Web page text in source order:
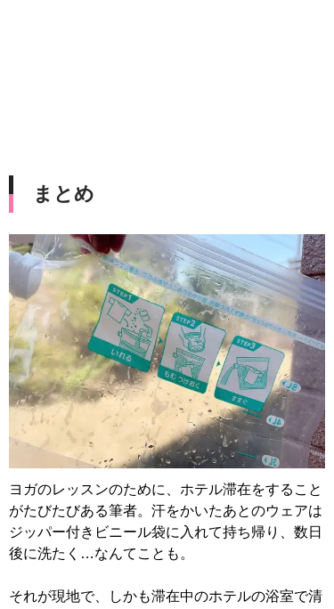
まとめ
ヨガのレッスンのために、ホテル滞在をすること
がたびたびある筆者。汗をかいたあとのウェアは
ジッパー付きビニール袋に入れて持ち帰り、数日
後に洗たく…なんてことも。
それが現地で、しかも滞在中のホテルの浴室で清